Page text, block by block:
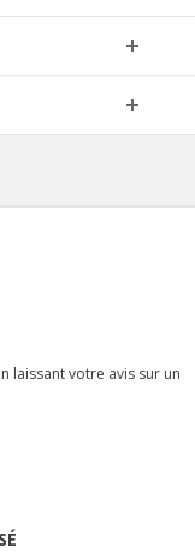
laissant votre avis sur un